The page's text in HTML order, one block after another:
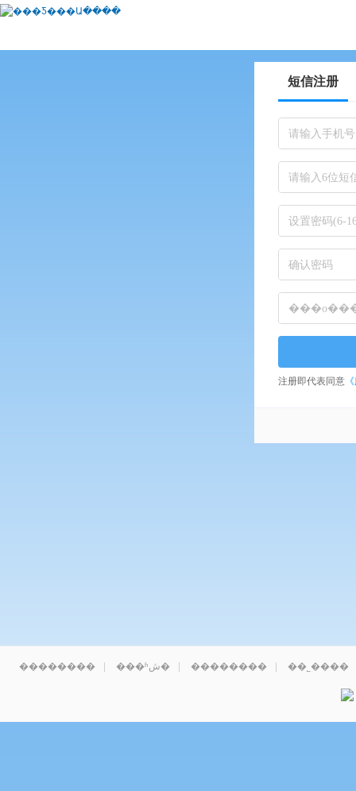
短信注册
请输入手机号
请输入6位短
设置密码(6-
确认密码
注册即代表同意
�������� ���ʱش� �������� ��˾����